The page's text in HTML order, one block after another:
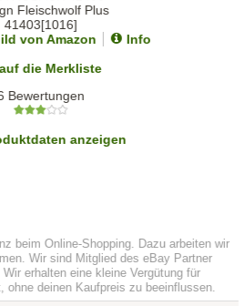
von Amazon
Info
auf die Merkliste
Bewertungen
anzeigen
beim Online-Shopping. Dazu arbeiten wir
Wir sind Mitglied des eBay Partner
erhalten eine kleine Vergütung für
ohne deinen Kaufpreis zu beeinflussen.